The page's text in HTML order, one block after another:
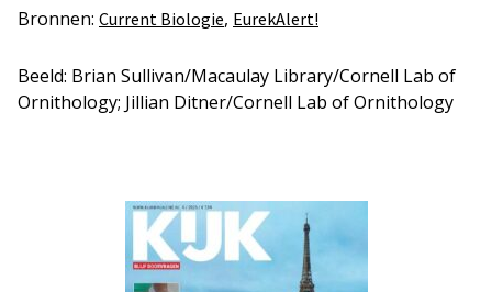
Bronnen: Current Biologie, EurekAlert!
Beeld: Brian Sullivan/Macaulay Library/Cornell Lab of
Ornithology; Jillian Ditner/Cornell Lab of Ornithology